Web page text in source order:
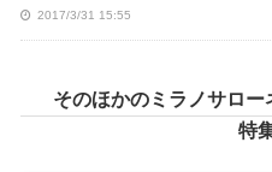
2017/3/31 15:55
そのほかのミラノサロー
特